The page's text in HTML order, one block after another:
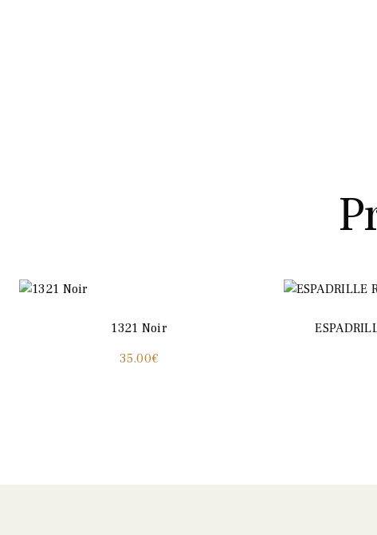
1321 Noir
35.00€